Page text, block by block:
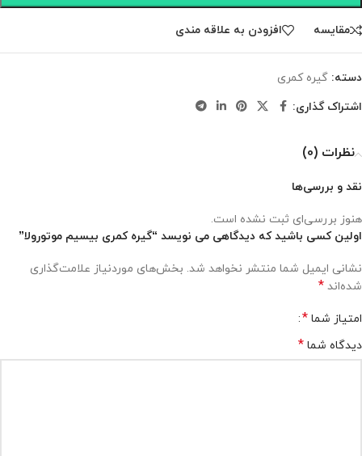
مقايسه افزودن به علاقه مندی
دسته: گیره کمری
اشتراک گذاری:
نظرات (0)
نقد و بررسی‌ها
هنوز بررسی‌ای ثبت نشده است.
اولین کسی باشید که دیدگاهی می نویسد “گیره کمری بیسیم موتورولا”
نشانی ایمیل شما منتشر نخواهد شد. بخش‌های موردنیاز علامت‌گذاری
شده‌اند *
امتیاز شما *
دیدگاه شما *